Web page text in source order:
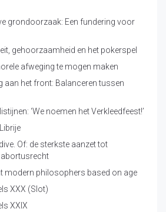
grondoorzaak: Een fundering voor
gehoorzaamheid en het pokerspel
afweging te mogen maken
aan het front: Balanceren tussen
‘We noemen het Verkleedfeest!’
Of: de sterkste aanzet tot
abortusrecht
modern philosophers based on age
XXX (Slot)
XXIX